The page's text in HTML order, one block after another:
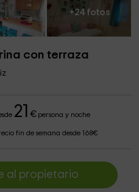
+24 fotos
con terraza
21 €persona y noche
fin de semana desde 168€
al propietario